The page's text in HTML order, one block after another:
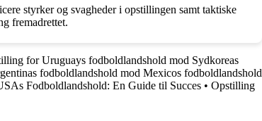
styrker og svagheder i opstillingen samt taktiske
fremadrettet.
for Uruguays fodboldlandshold mod Sydkoreas
fodboldlandshold mod Mexicos fodboldlandshold
Fodboldlandshold: En Guide til Succes • Opstilling